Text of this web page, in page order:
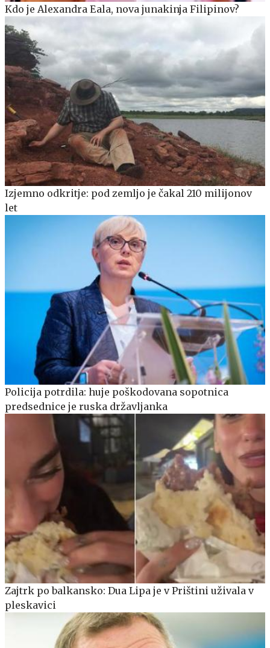
Kdo je Alexandra Eala, nova junakinja Filipinov?
Izjemno odkritje: pod zemljo je čakal 210 milijonov
let
Policija potrdila: huje poškodovana sopotnica
predsednice je ruska državljanka
Zajtrk po balkansko: Dua Lipa je v Prištini uživala v
pleskavici